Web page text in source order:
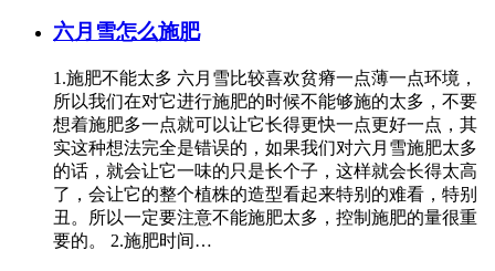
六月雪怎么施肥
1.施肥不能太多 六月雪比较喜欢贫瘠一点薄一点环境，
所以我们在对它进行施肥的时候不能够施的太多，不要
想着施肥多一点就可以让它长得更快一点更好一点，其
实这种想法完全是错误的，如果我们对六月雪施肥太多
的话，就会让它一味的只是长个子，这样就会长得太高
了，会让它的整个植株的造型看起来特别的难看，特别
丑。所以一定要注意不能施肥太多，控制施肥的量很重
要的。 2.施肥时间…